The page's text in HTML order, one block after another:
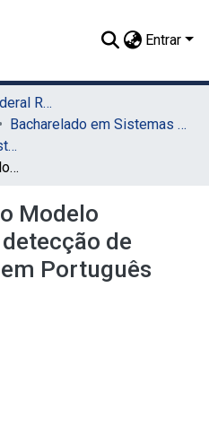
Entrar
01. Universidade Federal Rural de Pernambuco - UFRPE (Sede)
Bacharelado em Sistemas de Informação (Sede)
TCC - Bacharelado em Sistemas da Informação (Sede)
Análise de Viés no Modelo BERTimbau para detecção de discurso de ódio em Português Brasileiro
Modelo
de
Português